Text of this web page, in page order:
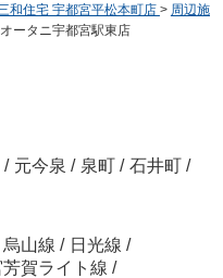
和住宅 宇都宮平松本町店 > 周辺施
オータニ宇都宮駅東店
/ 元今泉 / 泉町 / 石井町 /
烏山線 / 日光線 /
賀ライト線 /